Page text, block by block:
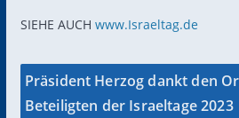
SIEHE AUCH www.Israeltag.de
Präsident Herzog dankt den
Beteiligten der Israeltage 2023